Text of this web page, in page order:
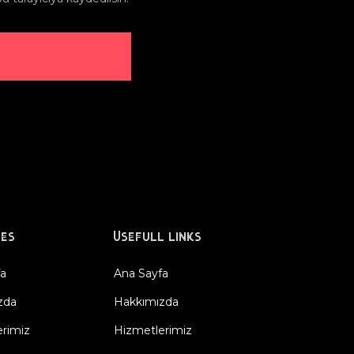
Usefull links
Ana Sayfa
Hakkımızda
Hizmetlerimiz